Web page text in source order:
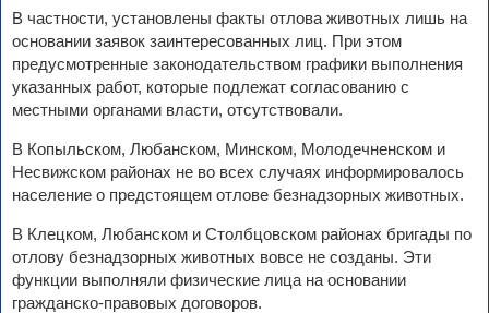
В частности, установлены факты отлова животных лишь на
основании заявок заинтересованных лиц. При этом
предусмотренные законодательством графики выполнения
указанных работ, которые подлежат согласованию с
местными органами власти, отсутствовали.
В Копыльском, Любанском, Минском, Молодечненском и
Несвижском районах не во всех случаях информировалось
население о предстоящем отлове безнадзорных животных.
В Клецком, Любанском и Столбцовском районах бригады по
отлову безнадзорных животных вовсе не созданы. Эти
функции выполняли физические лица на основании
гражданско-правовых договоров.